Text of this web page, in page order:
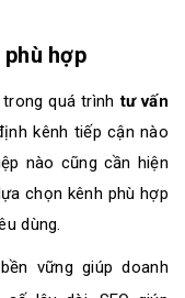
hợp
quá trình tư vấn
kênh tiếp cận nào
nào cũng cần hiện
chọn kênh phù hợp
dùng.
vững giúp doanh